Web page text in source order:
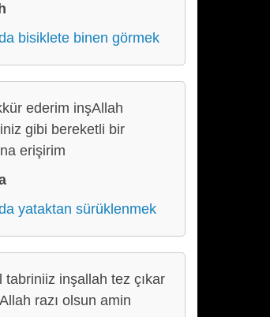
bisiklete binen görmek
ederim inşAllah
gibi bereketli bir
erişirim
yataktan sürüklenmek
tabriniiz inşallah tez çıkar
razı olsun amin